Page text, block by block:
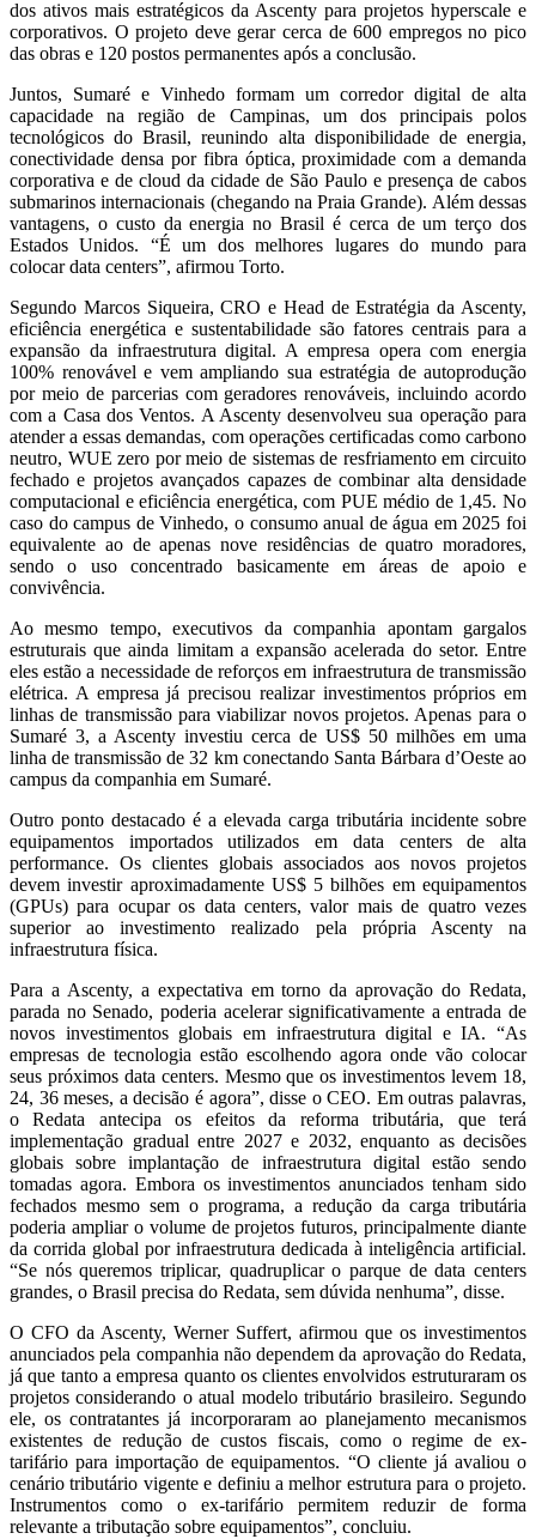
dos ativos mais estratégicos da Ascenty para projetos hyperscale e
corporativos. O projeto deve gerar cerca de 600 empregos no pico
das obras e 120 postos permanentes após a conclusão.
Juntos, Sumaré e Vinhedo formam um corredor digital de alta
capacidade na região de Campinas, um dos principais polos
tecnológicos do Brasil, reunindo alta disponibilidade de energia,
conectividade densa por fibra óptica, proximidade com a demanda
corporativa e de cloud da cidade de São Paulo e presença de cabos
submarinos internacionais (chegando na Praia Grande). Além dessas
vantagens, o custo da energia no Brasil é cerca de um terço dos
Estados Unidos. “É um dos melhores lugares do mundo para
colocar data centers”, afirmou Torto.
Segundo Marcos Siqueira, CRO e Head de Estratégia da Ascenty,
eficiência energética e sustentabilidade são fatores centrais para a
expansão da infraestrutura digital. A empresa opera com energia
100% renovável e vem ampliando sua estratégia de autoprodução
por meio de parcerias com geradores renováveis, incluindo acordo
com a Casa dos Ventos. A Ascenty desenvolveu sua operação para
atender a essas demandas, com operações certificadas como carbono
neutro, WUE zero por meio de sistemas de resfriamento em circuito
fechado e projetos avançados capazes de combinar alta densidade
computacional e eficiência energética, com PUE médio de 1,45. No
caso do campus de Vinhedo, o consumo anual de água em 2025 foi
equivalente ao de apenas nove residências de quatro moradores,
sendo o uso concentrado basicamente em áreas de apoio e
convivência.
Ao mesmo tempo, executivos da companhia apontam gargalos
estruturais que ainda limitam a expansão acelerada do setor. Entre
eles estão a necessidade de reforços em infraestrutura de transmissão
elétrica. A empresa já precisou realizar investimentos próprios em
linhas de transmissão para viabilizar novos projetos. Apenas para o
Sumaré 3, a Ascenty investiu cerca de US$ 50 milhões em uma
linha de transmissão de 32 km conectando Santa Bárbara d’Oeste ao
campus da companhia em Sumaré.
Outro ponto destacado é a elevada carga tributária incidente sobre
equipamentos importados utilizados em data centers de alta
performance. Os clientes globais associados aos novos projetos
devem investir aproximadamente US$ 5 bilhões em equipamentos
(GPUs) para ocupar os data centers, valor mais de quatro vezes
superior ao investimento realizado pela própria Ascenty na
infraestrutura física.
Para a Ascenty, a expectativa em torno da aprovação do Redata,
parada no Senado, poderia acelerar significativamente a entrada de
novos investimentos globais em infraestrutura digital e IA. “As
empresas de tecnologia estão escolhendo agora onde vão colocar
seus próximos data centers. Mesmo que os investimentos levem 18,
24, 36 meses, a decisão é agora”, disse o CEO. Em outras palavras,
o Redata antecipa os efeitos da reforma tributária, que terá
implementação gradual entre 2027 e 2032, enquanto as decisões
globais sobre implantação de infraestrutura digital estão sendo
tomadas agora. Embora os investimentos anunciados tenham sido
fechados mesmo sem o programa, a redução da carga tributária
poderia ampliar o volume de projetos futuros, principalmente diante
da corrida global por infraestrutura dedicada à inteligência artificial.
“Se nós queremos triplicar, quadruplicar o parque de data centers
grandes, o Brasil precisa do Redata, sem dúvida nenhuma”, disse.
O CFO da Ascenty, Werner Suffert, afirmou que os investimentos
anunciados pela companhia não dependem da aprovação do Redata,
já que tanto a empresa quanto os clientes envolvidos estruturaram os
projetos considerando o atual modelo tributário brasileiro. Segundo
ele, os contratantes já incorporaram ao planejamento mecanismos
existentes de redução de custos fiscais, como o regime de ex-
tarifário para importação de equipamentos. “O cliente já avaliou o
cenário tributário vigente e definiu a melhor estrutura para o projeto.
Instrumentos como o ex-tarifário permitem reduzir de forma
relevante a tributação sobre equipamentos”, concluiu.